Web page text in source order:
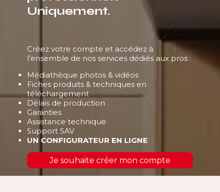
Uniquement.
Créez votre compte et accédez à
l’ensemble de nos services dédiés aux pros :
Médiathèque photos & vidéos
Fiches produits & techniques en
téléchargement
Délais de production
Garanties
Assistance technique
Support SAV
UN CONFIGURATEUR EN LIGNE
Je souhaite créer mon compte